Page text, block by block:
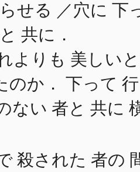
せる ／穴に 下
共に．
よりも 美しいと
のか． 下って 行
ない 者と 共に
殺された 者の